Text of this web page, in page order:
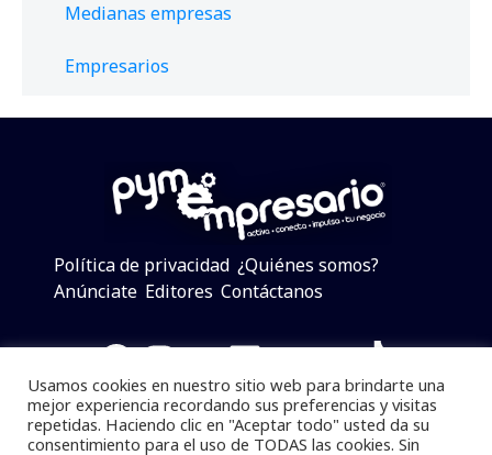
Medianas empresas
Empresarios
Política de privacidad ¿Quiénes somos?
Anúnciate Editores Contáctanos
Facebook
Instagram
Twitter
LinkedIn
Telegram
YouTube
TikTok
Usamos cookies en nuestro sitio web para brindarte una
mejor experiencia recordando sus preferencias y visitas
repetidas. Haciendo clic en "Aceptar todo" usted da su
consentimiento para el uso de TODAS las cookies. Sin